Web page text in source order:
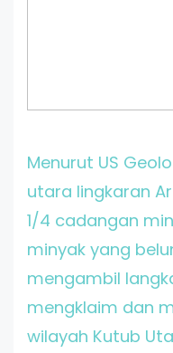
Menurut US
utara lingkaran
1/4 cadangan
minyak yang
mengambil
mengklaim dan
wilayah Kutub